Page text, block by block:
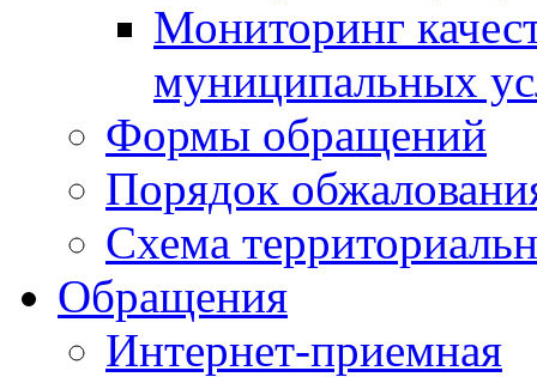
Мониторинг
муниципальных
Формы обращений
Порядок
Схема
Обращения
Интернет-приемная